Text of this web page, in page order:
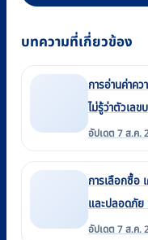
บทความที่เกี่ยวข้อง
การอ่านค่าค
ไม่รู้ว่าตัวเล
อัปเดต 7 ส.ค.
การเลือกซื้อ
และปลอดภัย
อัปเดต 7 ส.ค.